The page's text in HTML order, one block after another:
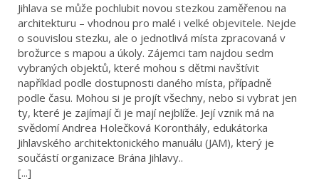
Jihlava se může pochlubit novou stezkou zaměřenou na
architekturu – vhodnou pro malé i velké objevitele. Nejde
o souvislou stezku, ale o jednotlivá místa zpracovaná v
brožurce s mapou a úkoly. Zájemci tam najdou sedm
vybraných objektů, které mohou s dětmi navštívit
například podle dostupnosti daného místa, případně
podle času. Mohou si je projít všechny, nebo si vybrat jen
ty, které je zajímají či je mají nejblíže. Její vznik má na
svědomí Andrea Holečková Koronthály, edukátorka
Jihlavského architektonického manuálu (JAM), který je
součástí organizace Brána Jihlavy..
[...]